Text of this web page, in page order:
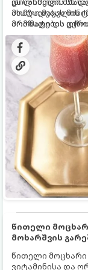
ახალი მაყვლის
არომატი და
დახვეწილ და
მომზადებას
მომზადების
წითელი
მოხარშვის
წითელი მოცხარი
ვიტამინისა და